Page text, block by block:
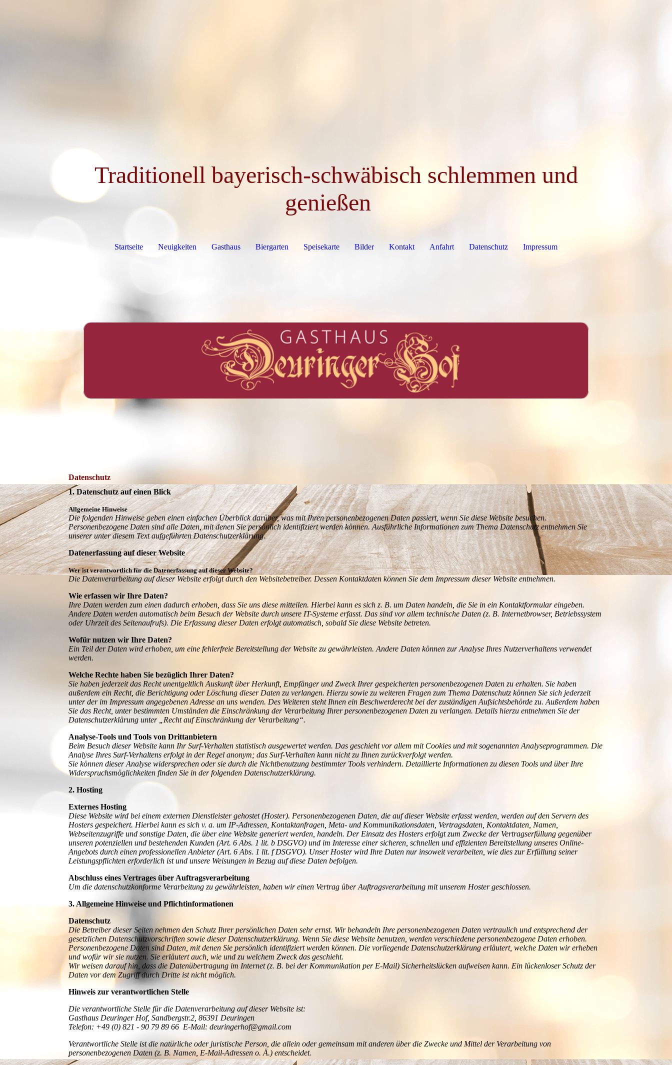
Traditionell bayerisch-schwäbisch schlemmen und
genießen
Startseite Neuigkeiten Gasthaus Biergarten Speisekarte Bilder Kontakt Anfahrt Datenschutz Impressum
Datenschutz
1. Datenschutz auf einen Blick
Allgemeine Hinweise
Die folgenden Hinweise geben einen einfachen Überblick darüber, was mit Ihren personenbezogenen Daten passiert, wenn Sie diese Website besuchen.
Personenbezogene Daten sind alle Daten, mit denen Sie persönlich identifiziert werden können. Ausführliche Informationen zum Thema Datenschutz entnehmen Sie
unserer unter diesem Text aufgeführten Datenschutzerklärung.
Datenerfassung auf dieser Website
Wer ist verantwortlich für die Datenerfassung auf dieser Website?
Die Datenverarbeitung auf dieser Website erfolgt durch den Websitebetreiber. Dessen Kontaktdaten können Sie dem Impressum dieser Website entnehmen.
Wie erfassen wir Ihre Daten?
Ihre Daten werden zum einen dadurch erhoben, dass Sie uns diese mitteilen. Hierbei kann es sich z. B. um Daten handeln, die Sie in ein Kontaktformular eingeben.
Andere Daten werden automatisch beim Besuch der Website durch unsere IT-Systeme erfasst. Das sind vor allem technische Daten (z. B. Internetbrowser, Betriebssystem
oder Uhrzeit des Seitenaufrufs). Die Erfassung dieser Daten erfolgt automatisch, sobald Sie diese Website betreten.
Wofür nutzen wir Ihre Daten?
Ein Teil der Daten wird erhoben, um eine fehlerfreie Bereitstellung der Website zu gewährleisten. Andere Daten können zur Analyse Ihres Nutzerverhaltens verwendet
werden.
Welche Rechte haben Sie bezüglich Ihrer Daten?
Sie haben jederzeit das Recht unentgeltlich Auskunft über Herkunft, Empfänger und Zweck Ihrer gespeicherten personenbezogenen Daten zu erhalten. Sie haben
außerdem ein Recht, die Berichtigung oder Löschung dieser Daten zu verlangen. Hierzu sowie zu weiteren Fragen zum Thema Datenschutz können Sie sich jederzeit
unter der im Impressum angegebenen Adresse an uns wenden. Des Weiteren steht Ihnen ein Beschwerderecht bei der zuständigen Aufsichtsbehörde zu. Außerdem haben
Sie das Recht, unter bestimmten Umständen die Einschränkung der Verarbeitung Ihrer personenbezogenen Daten zu verlangen. Details hierzu entnehmen Sie der
Datenschutzerklärung unter „Recht auf Einschränkung der Verarbeitung“.
Analyse-Tools und Tools von Drittanbietern
Beim Besuch dieser Website kann Ihr Surf-Verhalten statistisch ausgewertet werden. Das geschieht vor allem mit Cookies und mit sogenannten Analyseprogrammen. Die
Analyse Ihres Surf-Verhaltens erfolgt in der Regel anonym; das Surf-Verhalten kann nicht zu Ihnen zurückverfolgt werden.
Sie können dieser Analyse widersprechen oder sie durch die Nichtbenutzung bestimmter Tools verhindern. Detaillierte Informationen zu diesen Tools und über Ihre
Widerspruchsmöglichkeiten finden Sie in der folgenden Datenschutzerklärung.
2. Hosting
Externes Hosting
Diese Website wird bei einem externen Dienstleister gehostet (Hoster). Personenbezogenen Daten, die auf dieser Website erfasst werden, werden auf den Servern des
Hosters gespeichert. Hierbei kann es sich v. a. um IP-Adressen, Kontaktanfragen, Meta- und Kommunikationsdaten, Vertragsdaten, Kontaktdaten, Namen,
Webseitenzugriffe und sonstige Daten, die über eine Website generiert werden, handeln. Der Einsatz des Hosters erfolgt zum Zwecke der Vertragserfüllung gegenüber
unseren potenziellen und bestehenden Kunden (Art. 6 Abs. 1 lit. b DSGVO) und im Interesse einer sicheren, schnellen und effizienten Bereitstellung unseres Online-
Angebots durch einen professionellen Anbieter (Art. 6 Abs. 1 lit. f DSGVO). Unser Hoster wird Ihre Daten nur insoweit verarbeiten, wie dies zur Erfüllung seiner
Leistungspflichten erforderlich ist und unsere Weisungen in Bezug auf diese Daten befolgen.
Abschluss eines Vertrages über Auftragsverarbeitung
Um die datenschutzkonforme Verarbeitung zu gewährleisten, haben wir einen Vertrag über Auftragsverarbeitung mit unserem Hoster geschlossen.
3. Allgemeine Hinweise und Pflichtinformationen
Datenschutz
Die Betreiber dieser Seiten nehmen den Schutz Ihrer persönlichen Daten sehr ernst. Wir behandeln Ihre personenbezogenen Daten vertraulich und entsprechend der
gesetzlichen Datenschutzvorschriften sowie dieser Datenschutzerklärung. Wenn Sie diese Website benutzen, werden verschiedene personenbezogene Daten erhoben.
Personenbezogene Daten sind Daten, mit denen Sie persönlich identifiziert werden können. Die vorliegende Datenschutzerklärung erläutert, welche Daten wir erheben
und wofür wir sie nutzen. Sie erläutert auch, wie und zu welchem Zweck das geschieht.
Wir weisen darauf hin, dass die Datenübertragung im Internet (z. B. bei der Kommunikation per E-Mail) Sicherheitslücken aufweisen kann. Ein lückenloser Schutz der
Daten vor dem Zugriff durch Dritte ist nicht möglich.
Hinweis zur verantwortlichen Stelle
Die verantwortliche Stelle für die Datenverarbeitung auf dieser Website ist:
Gasthaus Deuringer Hof, Sandbergstr.2, 86391 Deuringen
Telefon: +49 (0) 821 - 90 79 89 66 E-Mail: deuringerhof@gmail.com
Verantwortliche Stelle ist die natürliche oder juristische Person, die allein oder gemeinsam mit anderen über die Zwecke und Mittel der Verarbeitung von
personenbezogenen Daten (z. B. Namen, E-Mail-Adressen o. Ä.) entscheidet.